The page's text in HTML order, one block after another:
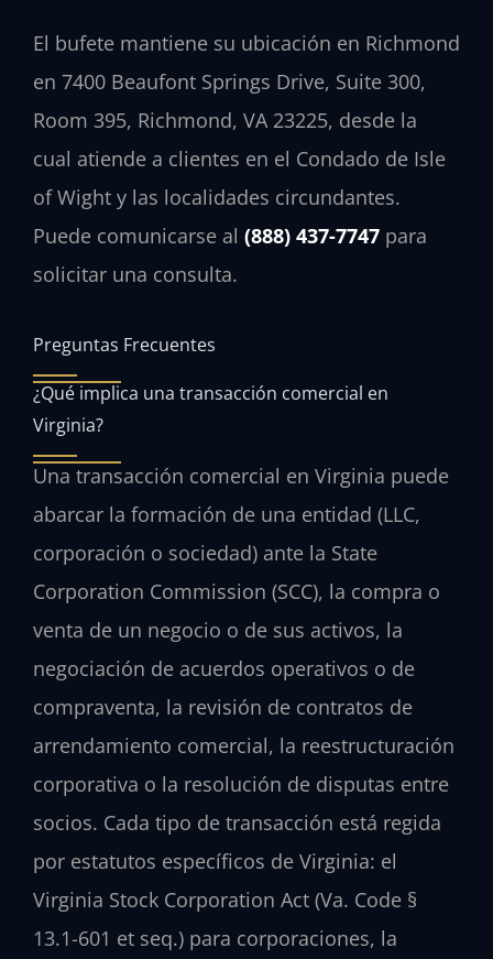
El bufete mantiene su ubicación en Richmond
en 7400 Beaufont Springs Drive, Suite 300,
Room 395, Richmond, VA 23225, desde la
cual atiende a clientes en el Condado de Isle
of Wight y las localidades circundantes.
Puede comunicarse al (888) 437-7747 para
solicitar una consulta.
Preguntas Frecuentes
¿Qué implica una transacción comercial en
Virginia?
Una transacción comercial en Virginia puede
abarcar la formación de una entidad (LLC,
corporación o sociedad) ante la State
Corporation Commission (SCC), la compra o
venta de un negocio o de sus activos, la
negociación de acuerdos operativos o de
compraventa, la revisión de contratos de
arrendamiento comercial, la reestructuración
corporativa o la resolución de disputas entre
socios. Cada tipo de transacción está regida
por estatutos específicos de Virginia: el
Virginia Stock Corporation Act (Va. Code §
13.1-601 et seq.) para corporaciones, la